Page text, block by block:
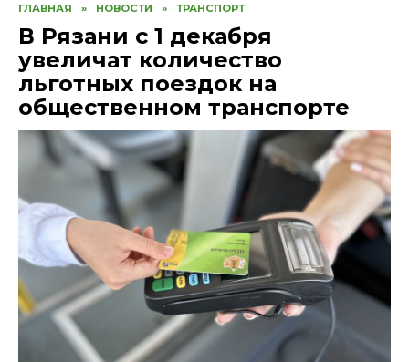
ГЛАВНАЯ » НОВОСТИ » ТРАНСПОРТ
В Рязани с 1 декабря
увеличат количество
льготных поездок на
общественном транспорте